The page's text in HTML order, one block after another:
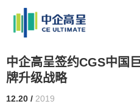
中企高呈签约CGS中国
牌升级战略
12.20 / 2019